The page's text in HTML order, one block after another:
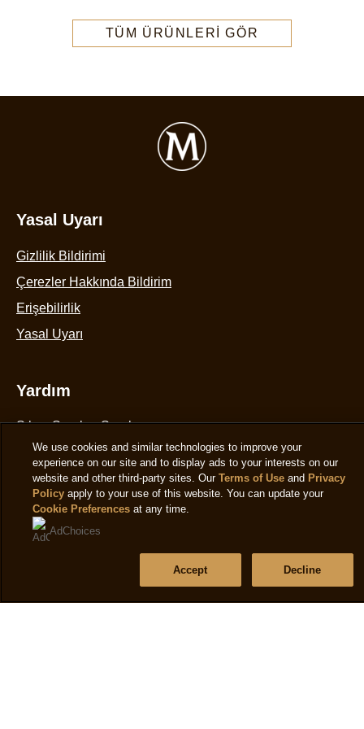
TÜM ÜRÜNLERI GÖR
Yasal Uyarı
Gizlilik Bildirimi
Çerezler Hakkında Bildirim
Çerez Ayarlarını Yapılandır
Erişebilirlik
Yardım
Sıkça Sorulan Sorular
Bize Ulaşın
Site Haritası
We use cookies and similar technologies to improve your
experience on our site and to display ads to your interests on our
website and other third-party sites. OurTerms of Use and Privacy
Policy apply to your use of this website. You can update your
Cookie Preferences at any time.
AdChoices
Decline
Accept